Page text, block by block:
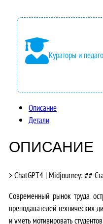
Кураторы и
Описание
Детали
ОПИСАНИЕ
> ChatGPT4 | Midjourney: ##
Современный рынок труда
преподавателей технических
и уметь мотивировать